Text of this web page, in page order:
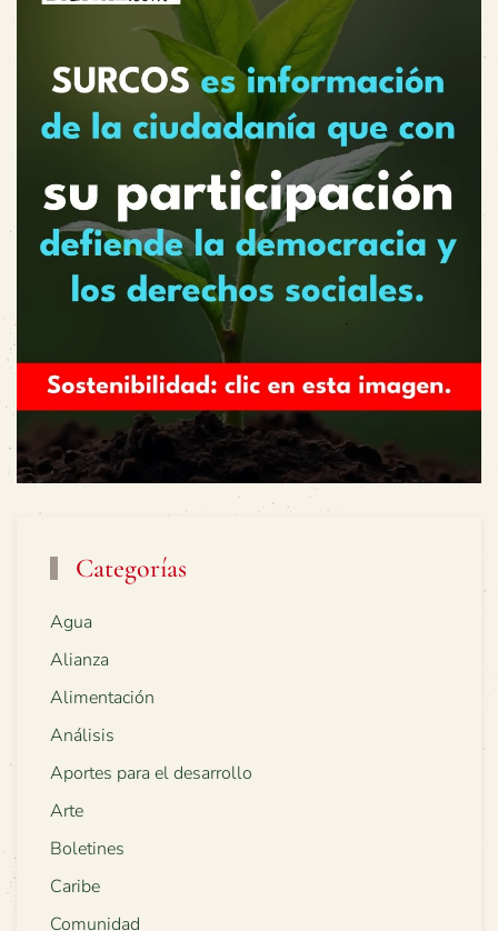
Categorías
Agua
Alianza
Alimentación
Análisis
Aportes para el desarrollo
Arte
Boletines
Caribe
Comunidad